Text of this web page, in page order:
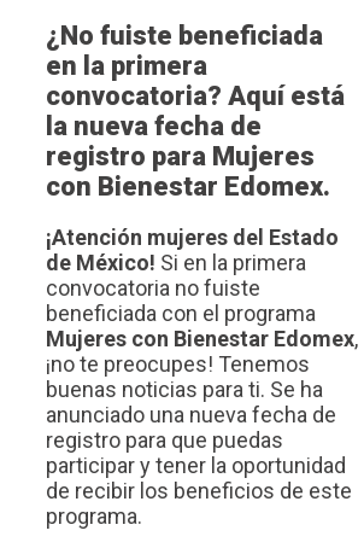
¿No fuiste beneficiada
en la primera
convocatoria? Aquí está
la nueva fecha de
registro para Mujeres
con Bienestar Edomex.
¡Atención mujeres del Estado
de México! Si en la primera
convocatoria no fuiste
beneficiada con el programa
Mujeres con Bienestar Edomex,
¡no te preocupes! Tenemos
buenas noticias para ti. Se ha
anunciado una nueva fecha de
registro para que puedas
participar y tener la oportunidad
de recibir los beneficios de este
programa.